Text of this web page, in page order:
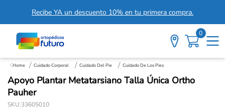
Recibe YA un descuento 10% en tu primera compra.
0
Cuidado Corporal Cuidado Del Pie Cuidado De Los Pies
Apoyo Plantar Metatarsiano Talla Única Ortho
Pauher
SKU:33605010